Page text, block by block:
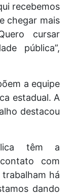
recebemos
chegar mais
cursar
pública”,
a equipe
estadual. A
destacou
têm a
com
há
dando